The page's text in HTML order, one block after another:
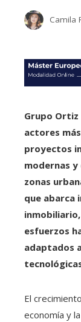
Camila
Grupo Ortiz
actores
proyectos
modernas
zonas
que abarca
esfuerzos
adaptados
El
economía y